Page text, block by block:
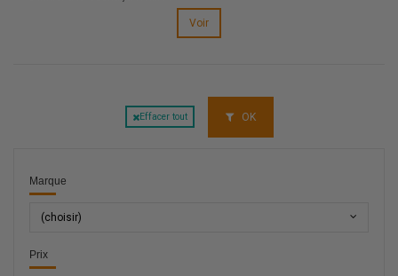
Voir
Effacer tout OK
Marque
(choisir)
Prix